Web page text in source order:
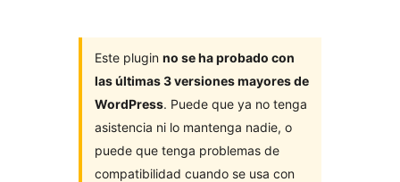
Este plugin no se ha probado con
las últimas 3 versiones mayores de
WordPress. Puede que ya no tenga
asistencia ni lo mantenga nadie, o
puede que tenga problemas de
compatibilidad cuando se usa con